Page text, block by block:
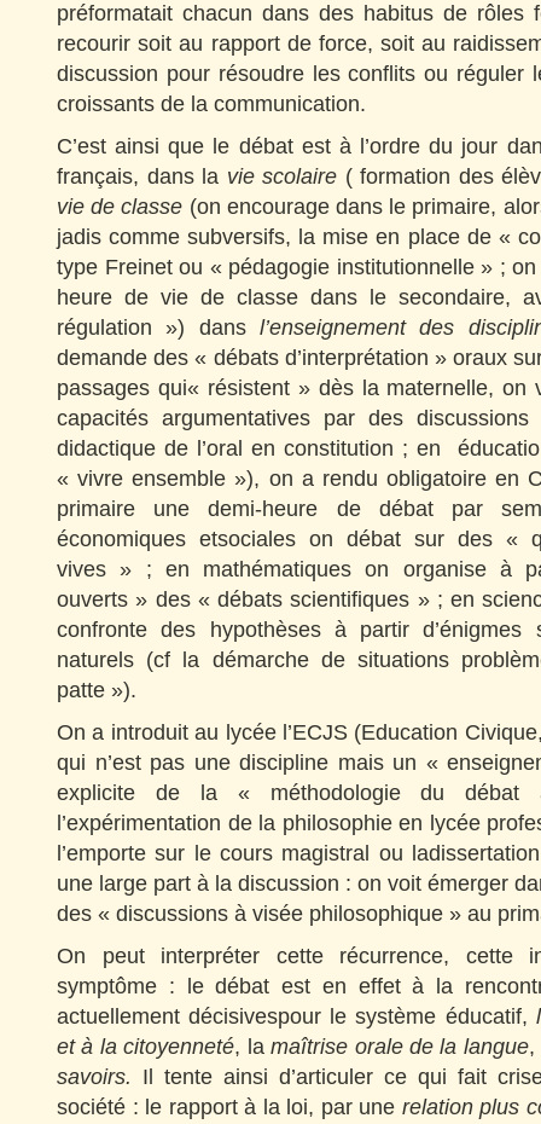
préformatait chacun dans des habitus de rôles
recourir soit au rapport de force, soit au
discussion pour résoudre les conflits ou réguler
croissants de la communication.
C’est ainsi que le débat est à l’ordre du jour
français, dans la vie scolaire ( formation des
vie de classe (on encourage dans le primaire,
jadis comme subversifs, la mise en place de «
type Freinet ou « pédagogie institutionnelle » ;
heure de vie de classe dans le secondaire,
régulation ») dans l’enseignement des
demande des « débats d’interprétation » oraux
passages qui« résistent » dès la maternelle, on
capacités argumentatives par des
didactique de l’oral en constitution ; en
« vivre ensemble »), on a rendu obligatoire en
primaire une demi-heure de débat par
économiques etsociales on débat sur des «
vives » ; en mathématiques on organise à
ouverts » des « débats scientifiques » ; en
confronte des hypothèses à partir d’énigmes
naturels (cf la démarche de situations
patte »).
On a introduit au lycée l’ECJS (Education
qui n’est pas une discipline mais un «
explicite de la « méthodologie du débat
l’expérimentation de la philosophie en lycée
l’emporte sur le cours magistral ou
une large part à la discussion : on voit émerger
des « discussions à visée philosophique » au
On peut interpréter cette récurrence, cette
symptôme : le débat est en effet à la
actuellement décisivespour le système éducatif,
et à la citoyenneté, lamaîtrise orale de la langue,
savoirs. Il tente ainsi d’articuler ce qui fait
société : le rapport à la loi, par une relation plus